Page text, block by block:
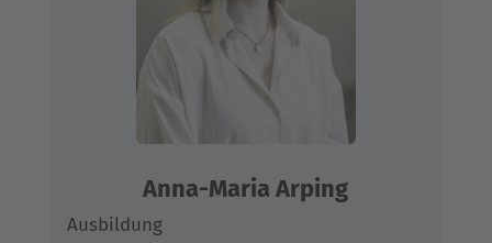
Anna-Maria Arping
Ausbildung